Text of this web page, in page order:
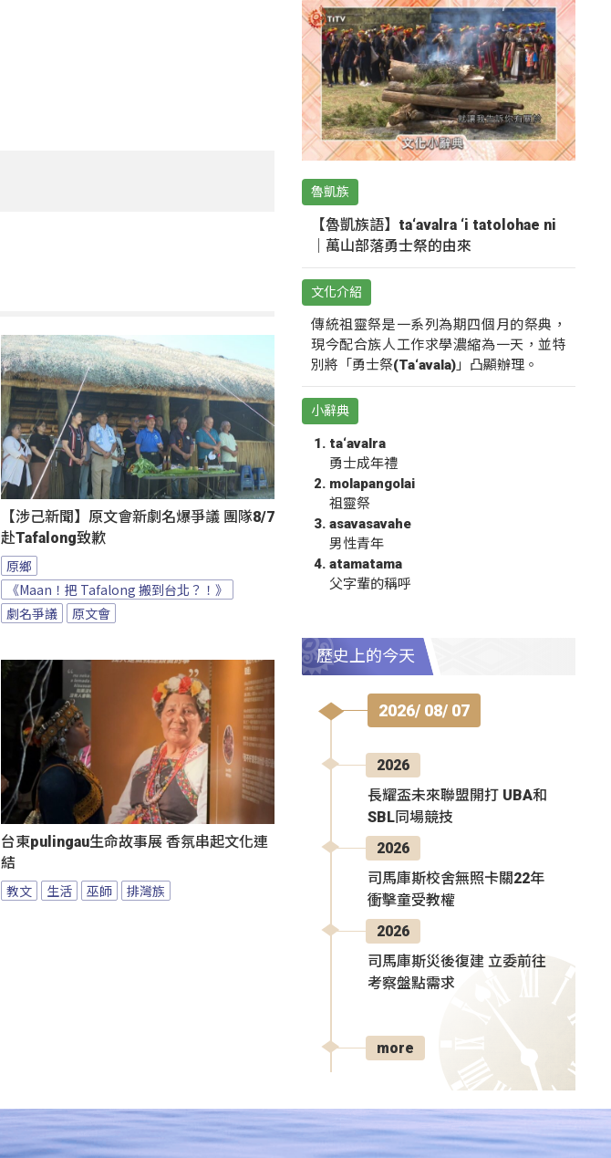
【涉己新聞】原文會新劇名爆爭議 團隊8/7
赴Tafalong致歉
原鄉
《Maan！把 Tafalong 搬到台北？！》
劇名爭議
原文會
台東pulingau生命故事展 香氛串起文化連
結
教文 生活 巫師 排灣族
魯凱族
【魯凱族語】ta‘avalra ‘i tatolohae ni
｜萬山部落勇士祭的由來
文化介紹
傳統祖靈祭是一系列為期四個月的祭典，
現今配合族人工作求學濃縮為一天，並特
別將「勇士祭(Ta‘avala)」凸顯辦理。
小辭典
ta‘avalra
勇士成年禮
molapangolai
祖靈祭
asavasavahe
男性青年
atamatama
父字輩的稱呼
歷史上的今天
2026/ 08/ 07
2026
長耀盃未來聯盟開打 UBA和
SBL同場競技
2026
司馬庫斯校舍無照卡關22年
衝擊童受教權
2026
司馬庫斯災後復建 立委前往
考察盤點需求
more